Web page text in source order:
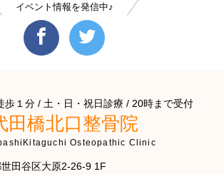
イベント情報を発信中♪
歩１分 / 土・日・祝日診療 / 20時まで受付
田橋北口整骨院
Osteopathic Clinic
田谷区大原2-26-9 1F